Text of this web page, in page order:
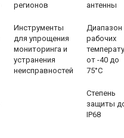
регионов
Инструменты
для упрощения
мониторинга и
устранения
неисправностей
антенны
Диапазон
рабочих
от -40 до
75°C
Степень
защиты
IP68